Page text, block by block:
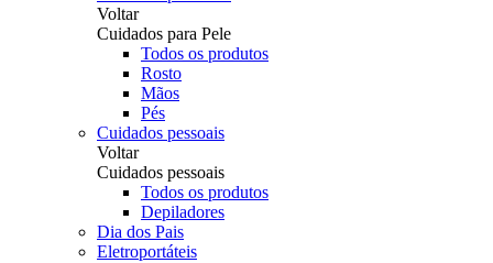
Voltar
Cuidados para Pele
Todos os produtos
Rosto
Mãos
Pés
Cuidados pessoais
Voltar
Cuidados pessoais
Todos os produtos
Depiladores
Dia dos Pais
Eletroportáteis